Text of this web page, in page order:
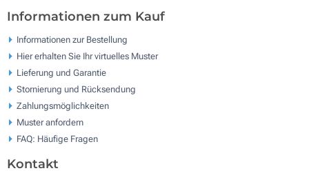
Informationen zum Kauf
Informationen zur Bestellung
Hier erhalten Sie Ihr virtuelles Muster
Lieferung und Garantie
Stornierung und Rücksendung
Zahlungsmöglichkeiten
Muster anfordern
FAQ: Häufige Fragen
Kontakt